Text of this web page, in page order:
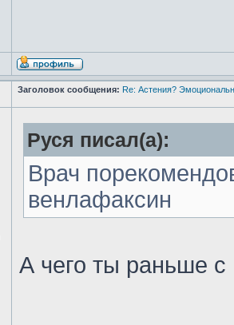
Заголовок сообщения: Re: Астения?
Руся писал(а):
Врач
венлафаксин
А чего ты раньше